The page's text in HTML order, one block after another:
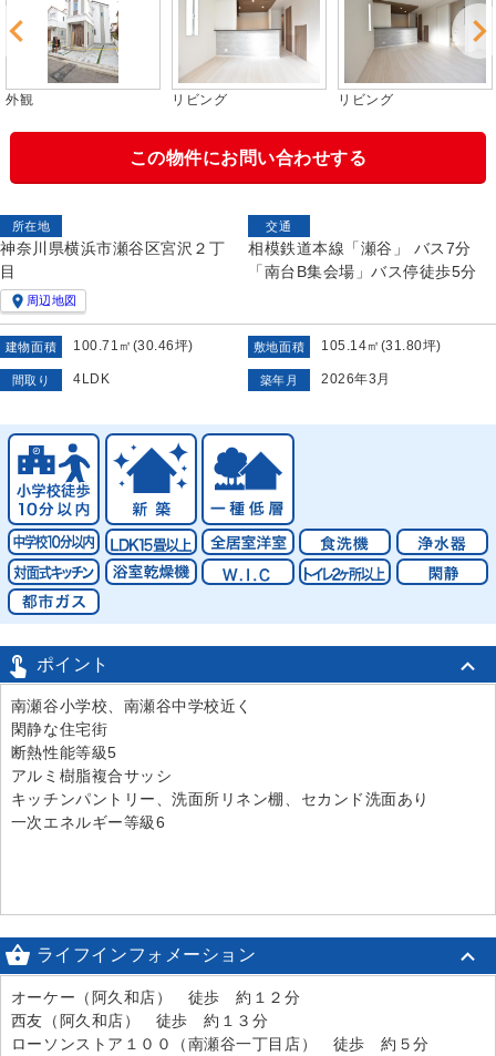
外観 リビング リビング
この物件にお問い合わせする
所在地
神奈川県横浜市瀬谷区宮沢２丁
目
 周辺地図
交通
相模鉄道本線「瀬谷」 バス7分
「南台B集会場」バス停徒歩5分
建物面積 100.71㎡(30.46坪) 敷地面積 105.14㎡(31.80坪)
間取り 4LDK 築年月 2026年3月
 ポイント
南瀬谷小学校、南瀬谷中学校近く
閑静な住宅街
断熱性能等級5
アルミ樹脂複合サッシ
キッチンパントリー、洗面所リネン棚、セカンド洗面あり
一次エネルギー等級6
 ライフインフォメーション
オーケー（阿久和店） 徒歩 約１２分
西友（阿久和店） 徒歩 約１３分
ローソンストア１００（南瀬谷一丁目店） 徒歩 約５分